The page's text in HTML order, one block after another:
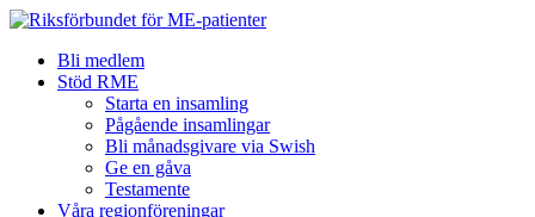
Hoppa
innehållBli medlem
Stöd RME
Starta en insamling
Pågående insamlingar
Bli månadsgivare via Swish
Ge en gåva
Testamente
Våra regionföreningar